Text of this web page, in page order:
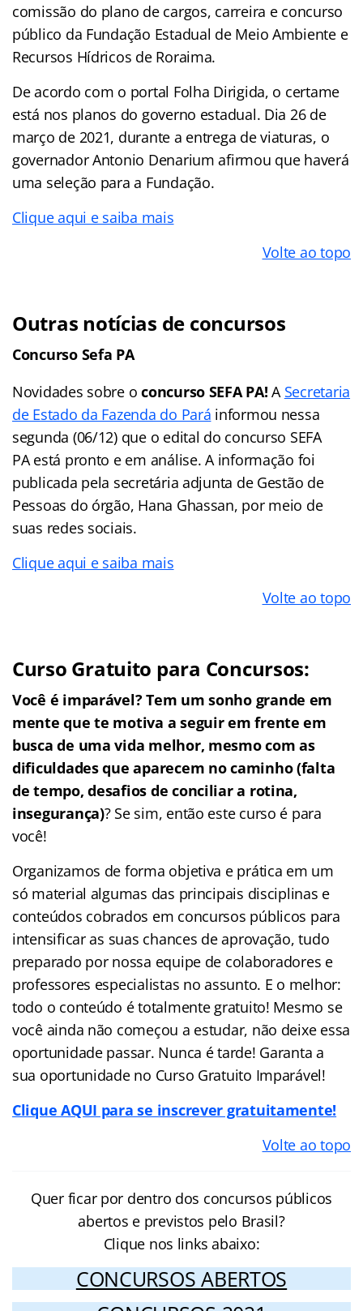
comissão do plano de cargos, carreira e concurso
público da Fundação Estadual de Meio Ambiente e
Recursos Hídricos de Roraima.
De acordo com o portal Folha Dirigida, o certame
está nos planos do governo estadual. Dia 26 de
março de 2021, durante a entrega de viaturas, o
governador Antonio Denarium afirmou que haverá
uma seleção para a Fundação.
Clique aqui e saiba mais
Volte ao topo
Outras notícias de concursos
Concurso Sefa PA
Novidades sobre oconcurso SEFA PA!A Secretaria
de Estado da Fazenda do Pará informou nessa
segunda (06/12) que o edital do concurso SEFA
PA está pronto e em análise. A informação foi
publicada pela secretária adjunta de Gestão de
Pessoas do órgão, Hana Ghassan, por meio de
suas redes sociais.
Clique aqui e saiba mais
Volte ao topo
Curso Gratuito para Concursos:
Você é imparável? Tem um sonho grande em
mente que te motiva a seguir em frente em
busca de uma vida melhor, mesmo com as
dificuldades que aparecem no caminho (falta
de tempo, desafios de conciliar a rotina,
insegurança)? Se sim, então este curso é para
você!
Organizamos de forma objetiva e prática em um
só material algumas das principais disciplinas e
conteúdos cobrados em concursos públicos para
intensificar as suas chances de aprovação, tudo
preparado por nossa equipe de colaboradores e
professores especialistas no assunto. E o melhor:
todo o conteúdo é totalmente gratuito! Mesmo se
você ainda não começou a estudar, não deixe essa
oportunidade passar. Nunca é tarde! Garanta a
sua oportunidade no Curso Gratuito Imparável!
Clique AQUI para se inscrever gratuitamente!
Volte ao topo
Quer ficar por dentro dos concursos públicos
abertos e previstos pelo Brasil?
Clique nos links abaixo:
CONCURSOS ABERTOS